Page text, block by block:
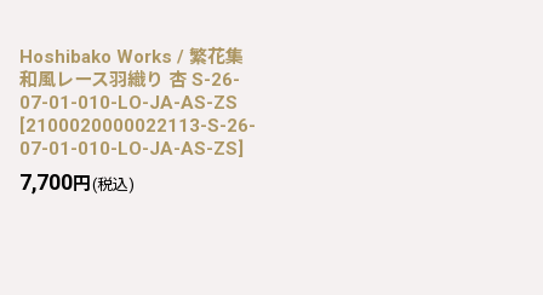
Hoshibako Works / 繁花集
和風レース羽織り 杏 S-26-
07-01-010-LO-JA-AS-ZS
[2100020000022113-S-26-
07-01-010-LO-JA-AS-ZS]
7,700円 (税込)